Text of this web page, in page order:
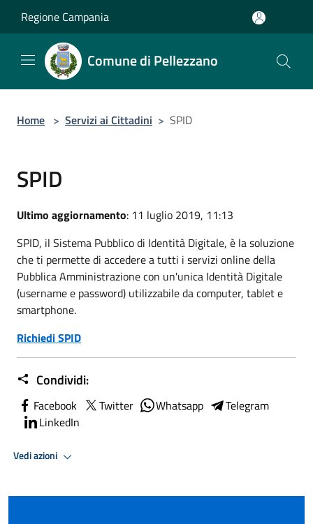
Regione Campania
Comune di Pellezzano
Home > Servizi ai Cittadini > SPID
SPID
Ultimo aggiornamento: 11 luglio 2019, 11:13
SPID, il Sistema Pubblico di Identità Digitale, è la soluzione
che ti permette di accedere a tutti i servizi online della
Pubblica Amministrazione con un'unica Identità Digitale
(username e password) utilizzabile da computer, tablet e
smartphone.
Richiedi SPID
Condividi:
Facebook Twitter Whatsapp
Telegram
LinkedIn
Vedi azioni